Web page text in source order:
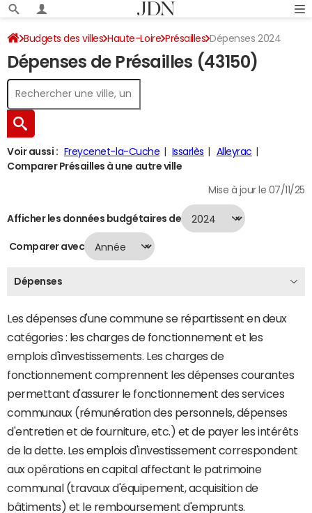
Budgets des villes Haute-Loire Présailles Dépenses 2024
Dépenses de Présailles (43150)
Voir aussi : Freycenet-la-Cuche Issarlès
Alleyrac
Comparer Présailles à une autre ville
Mise à jour le 07/11/25
Afficher les données budgétaires de
Comparer avec
Dépenses
Les dépenses d'une commune se répartissent en deux
catégories : les charges de fonctionnement et les
emplois d'investissements. Les charges de
fonctionnement comprennent les dépenses courantes
permettant d'assurer le fonctionnement des services
communaux (rémunération des personnels, dépenses
d'entretien et de fourniture, etc.) et de payer les intérêts
de la dette. Les emplois d'investissement correspondent
aux opérations en capital affectant le patrimoine
communal (travaux d'équipement, acquisition de
bâtiments) et le remboursement d'emprunts.